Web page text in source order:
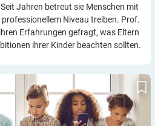
Jahren betreut sie Menschen mit
Niveau treiben. Prof.
Erfahrungen gefragt, was Eltern
ihrer Kinder beachten sollten.
Mara (14) will keinen „Follower“
Daten – was tun?